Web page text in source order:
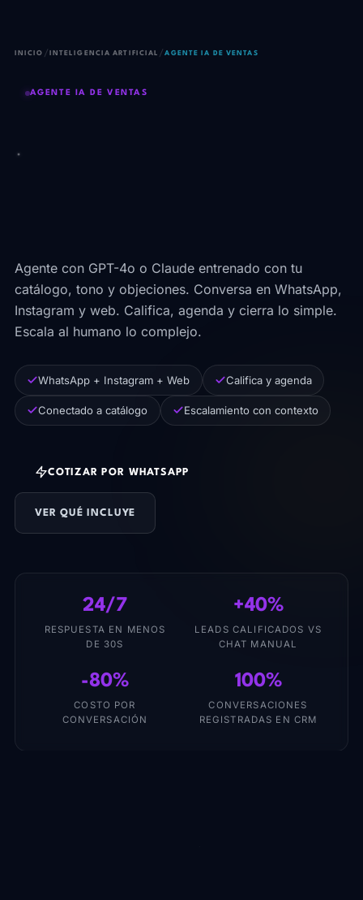
INICIO / INTELIGENCIA ARTIFICIAL /AGENTE IA DE VENTAS
AGENTE IA DE VENTAS
Agente con GPT-4o o Claude entrenado con tu
catálogo, tono y objeciones. Conversa en WhatsApp,
Instagram y web. Califica, agenda y cierra lo simple.
Escala al humano lo complejo.
WhatsApp + Instagram + Web Califica y agenda
Conectado a catálogo Escalamiento con contexto
COTIZAR POR WHATSAPP
VER QUÉ INCLUYE
24/7
RESPUESTA EN MENOS
DE 30S
+40%
LEADS CALIFICADOS VS
CHAT MANUAL
-80%
COSTO POR
CONVERSACIÓN
100%
CONVERSACIONES
REGISTRADAS EN CRM